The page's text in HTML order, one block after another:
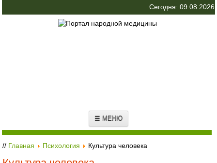
Сегодня: 09.08.2026
☰ МЕНЮ
// Главная Психология Культура человека